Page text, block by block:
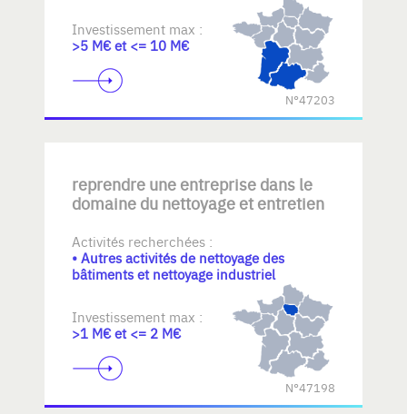
Investissement max :
>5 M€ et <= 10 M€
N°47203
reprendre une entreprise dans le
domaine du nettoyage et entretien
Activités recherchées :
• Autres activités de nettoyage des
bâtiments et nettoyage industriel
Investissement max :
>1 M€ et <= 2 M€
N°47198